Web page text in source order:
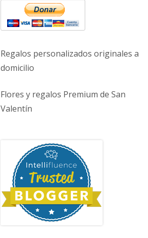
Regalos personalizados originales a
domicilio
Flores y regalos Premium de San
Valentín